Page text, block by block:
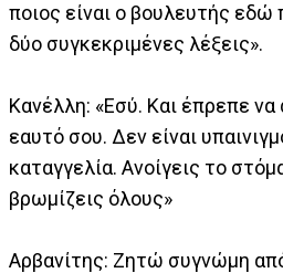
ποιος είναι ο βουλευτής εδώ
δύο συγκεκριμένες λέξεις».
Κανέλλη: «Εσύ. Και έπρεπε να
εαυτό σου. Δεν είναι
καταγγελία. Ανοίγεις το
βρωμίζεις όλους»
Αρβανίτης: Ζητώ συγνώμη